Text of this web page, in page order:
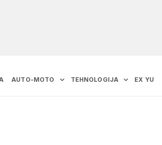
AUTO-MOTO TEHNOLOGIJA EX YU